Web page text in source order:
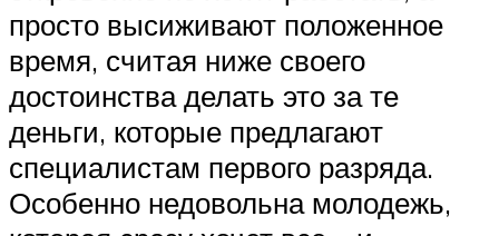
просто высиживают положенное
время, считая ниже своего
достоинства делать это за те
деньги, которые предлагают
специалистам первого разряда.
Особенно недовольна молодежь,